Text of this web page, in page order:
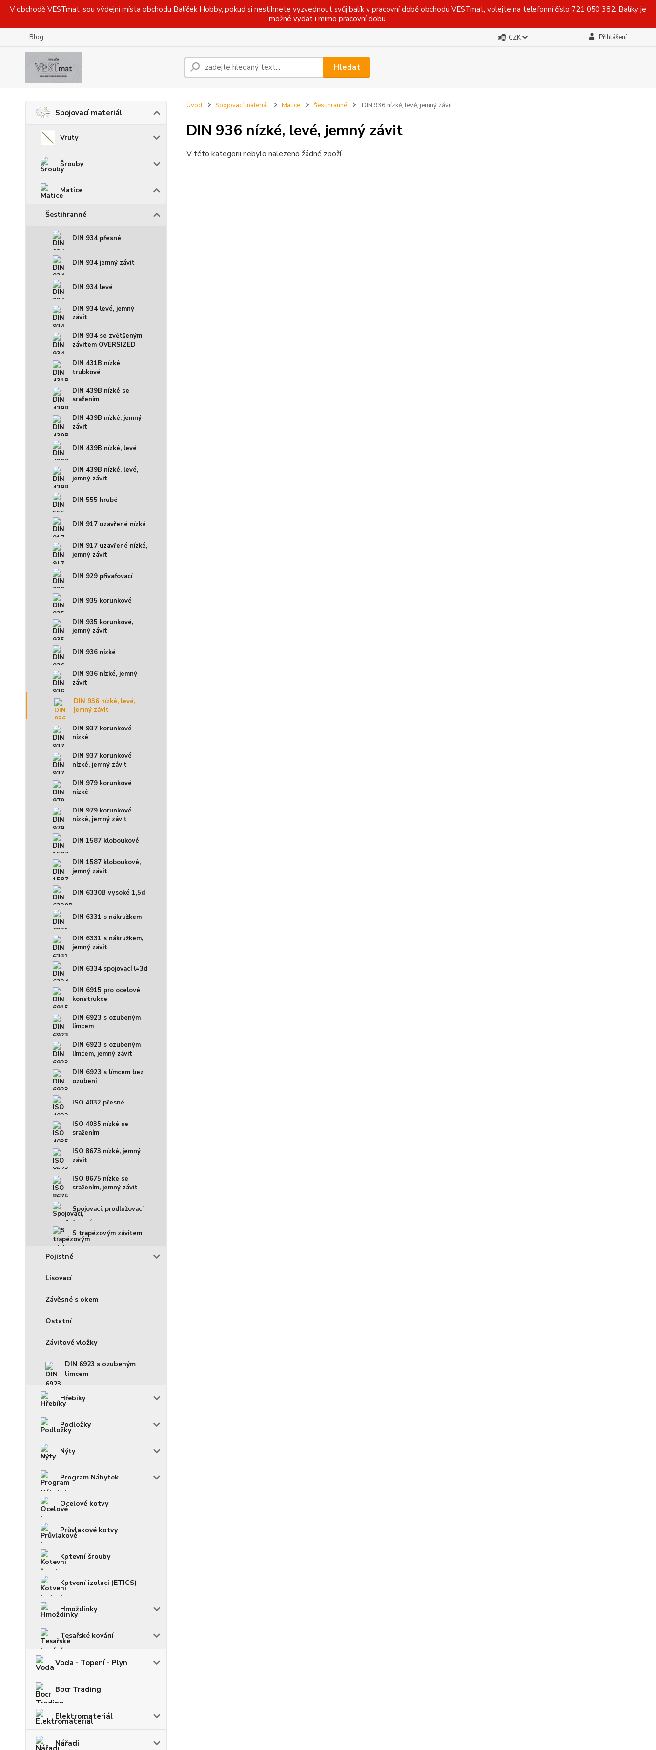
V obchodě VESTmat jsou výdejní místa obchodu Balíček Hobby, pokud si nestihnete vyzvednout svůj balík v pracovní době obchodu VESTmat, volejte na telefonní číslo 721 050 382. Balíky je
možné vydat i mimo pracovní dobu.
Blog CZK Přihlášení
Hledat
Spojovací materiál
Vruty
Šrouby
Matice
Šestihranné
DIN 934 přesné
DIN 934 jemný závit
DIN 934 levé
DIN 934 levé, jemný
závit
DIN 934 se zvětšeným
závitem OVERSIZED
DIN 431B nízké
trubkové
DIN 439B nízké se
sražením
DIN 439B nízké, jemný
závit
DIN 439B nízké, levé
DIN 439B nízké, levé,
jemný závit
DIN 555 hrubé
DIN 917 uzavřené nízké
DIN 917 uzavřené nízké,
jemný závit
DIN 929 přivařovací
DIN 935 korunkové
DIN 935 korunkové,
jemný závit
DIN 936 nízké
DIN 936 nízké, jemný
závit
DIN 936 nízké, levé,
jemný závit
DIN 937 korunkové
nízké
DIN 937 korunkové
nízké, jemný závit
DIN 979 korunkové
nízké
DIN 979 korunkové
nízké, jemný závit
DIN 1587 kloboukové
DIN 1587 kloboukové,
jemný závit
DIN 6330B vysoké 1,5d
DIN 6331 s nákružkem
DIN 6331 s nákružkem,
jemný závit
DIN 6334 spojovací l=3d
DIN 6915 pro ocelové
konstrukce
DIN 6923 s ozubeným
límcem
DIN 6923 s ozubeným
límcem, jemný závit
DIN 6923 s límcem bez
ozubení
ISO 4032 přesné
ISO 4035 nízké se
sražením
ISO 8673 nízké, jemný
závit
ISO 8675 nízke se
sražením, jemný závit
Spojovací, prodlužovací
S trapézovým závitem
Pojistné
Lisovací
Závěsné s okem
Ostatní
Závitové vložky
DIN 6923 s ozubeným
límcem
Hřebíky
Podložky
Nýty
Program Nábytek
Ocelové kotvy
Průvlakové kotvy
Kotevní šrouby
Kotvení izolací (ETICS)
Hmoždinky
Tesařské kování
Voda - Topení - Plyn
Bocr Trading
Elektromateriál
Nářadí
Úvod Spojovací materiál Matice Šestihranné DIN 936 nízké, levé, jemný závit
DIN 936 nízké, levé, jemný závit
V této kategorii nebylo nalezeno žádné zboží.